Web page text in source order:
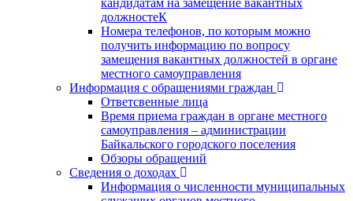
должностеК
Номера телефонов, по которым можно
получить информацию по вопросу
замещения вакантных должностей в органе
местного самоуправления
Информация с обращениями граждан
Ответсвенные лица
Время приема граждан в органе местного
самоуправления – администрации
Байкальского городского поселения
Обзоры обращений
Сведения о доходах
Информация о численности муниципальных